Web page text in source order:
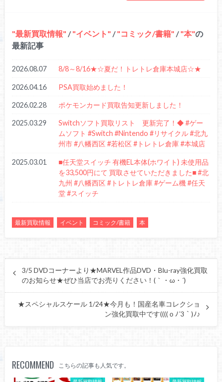
最新買取情報 / イベント / コミック/書籍 / 本 の
最新記事
2026.08.07 8/8～8/16★☆夏だ！トレトレ倉庫本城店☆★
2026.04.16 PSA買取始めました！
2026.02.28 ポケモンカード買取告知更新しました！
2025.03.29
Switchソフト買取リスト 更新完了！◆ #ゲー
ムソフト #Switch #Nintendo #リサイクル #北九
州市 #八幡西区 #若松区 #トレトレ倉庫 #本城店
2025.03.01
■任天堂スイッチ 有機EL本体(ホワイト) 未使用品
を33,500円にて 買取させていただきました■ #北
九州 #八幡西区 #トレトレ倉庫 #ゲーム機 #任天
堂 #スイッチ
最新買取情報 イベント コミック/書籍 本
3/5 DVDコーナーより★MARVEL作品DVD・Blu-ray強化買取
のお知らせ★ぜひ当店でお売りください！(｀・ω・´)ゞ
★スペシャルスケール 1/24★今月も！国産名車コレクショ
ン強化買取中です((((ｏﾉ´3｀)ﾉ♪
RECOMMEND こちらの記事も人気です。